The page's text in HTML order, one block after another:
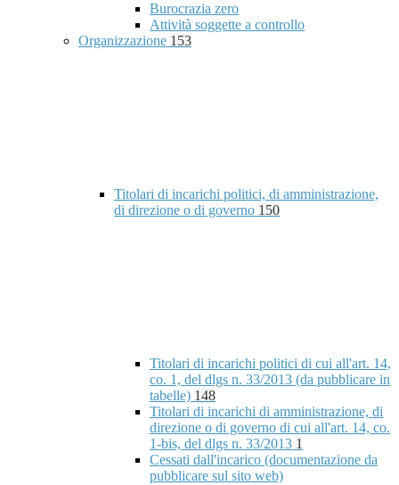
Burocrazia zero
Attività soggette a controllo
Organizzazione 153
Titolari di incarichi politici, di amministrazione,
di direzione o di governo 150
Titolari di incarichi politici di cui all'art. 14,
co. 1, del dlgs n. 33/2013 (da pubblicare in
tabelle) 148
Titolari di incarichi di amministrazione, di
direzione o di governo di cui all'art. 14, co.
1-bis, del dlgs n. 33/2013 1
Cessati dall'incarico (documentazione da
pubblicare sul sito web)